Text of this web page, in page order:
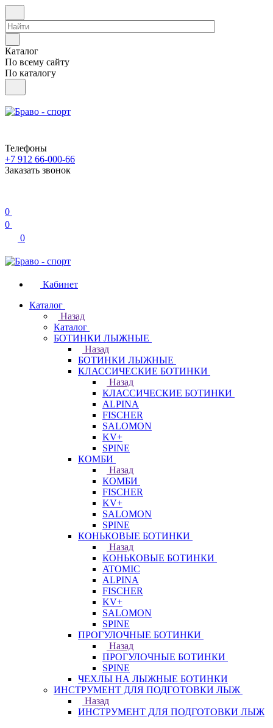
Каталог
По всему сайту
По каталогу
Телефоны
+7 912 66-000-66
Заказать звонок
0
0
0
Кабинет
Каталог
Назад
Каталог
БОТИНКИ ЛЫЖНЫЕ
Назад
БОТИНКИ ЛЫЖНЫЕ
КЛАССИЧЕСКИЕ БОТИНКИ
Назад
КЛАССИЧЕСКИЕ БОТИНКИ
ALPINA
FISCHER
SALOMON
KV+
SPINE
КОМБИ
Назад
КОМБИ
FISCHER
KV+
SALOMON
SPINE
КОНЬКОВЫЕ БОТИНКИ
Назад
КОНЬКОВЫЕ БОТИНКИ
ATOMIC
ALPINA
FISCHER
KV+
SALOMON
SPINE
ПРОГУЛОЧНЫЕ БОТИНКИ
Назад
ПРОГУЛОЧНЫЕ БОТИНКИ
SPINE
ЧЕХЛЫ НА ЛЫЖНЫЕ БОТИНКИ
ИНСТРУМЕНТ ДЛЯ ПОДГОТОВКИ ЛЫЖ
Назад
ИНСТРУМЕНТ ДЛЯ ПОДГОТОВКИ ЛЫЖ